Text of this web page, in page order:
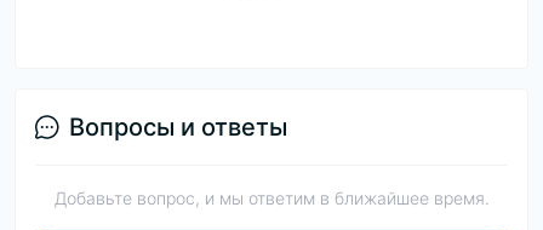
Вопросы и ответы
Добавьте вопрос, и мы ответим в ближайшее время.